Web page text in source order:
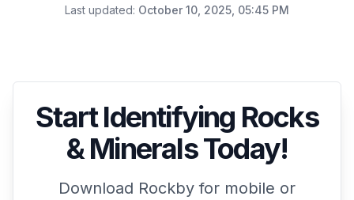
Last updated: October 10, 2025, 05:45 PM
Start Identifying Rocks
& Minerals Today!
Download Rockby for mobile or